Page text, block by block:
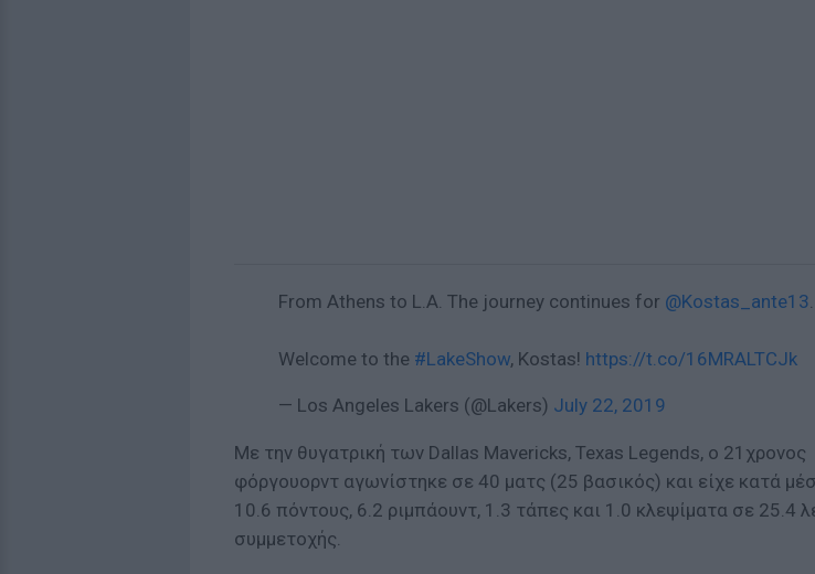
From Athens to L.A. The journey continues for @Kostas_ante13.
Welcome to the #LakeShow, Kostas! https://t.co/16MRALTCJk
— Los Angeles Lakers (@Lakers) July 22, 2019
Με την θυγατρική των Dallas Mavericks, Texas Legends, ο 21χρονος
φόργουορντ αγωνίστηκε σε 40 ματς (25 βασικός) και είχε κατά
10.6 πόντους, 6.2 ριμπάουντ, 1.3 τάπες και 1.0 κλεψίματα σε 25.4
συμμετοχής.